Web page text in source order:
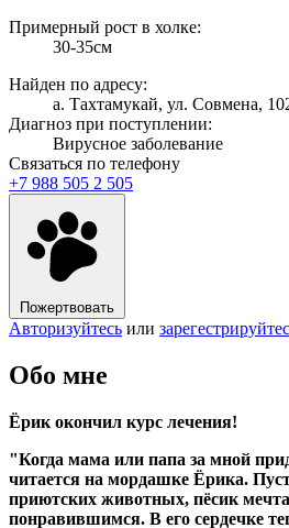
Примерный рост в холке:
30-35см
Найден по адресу:
а. Тахтамукай, ул. Совмена,
Диагноз при поступлении:
Вирусное заболевание
Связаться по телефону
+7 988 505 2 505
Пожертвовать
Авторизуйтесь или
Обо мне
Ёрик окончил курс лечения!
"Когда мама или папа за мной
читается на мордашке Ёрика.
приютских животных, пёсик
понравившимся. В его сердечке